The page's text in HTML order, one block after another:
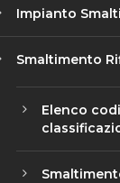
Impianto
Smaltimento
Elenco